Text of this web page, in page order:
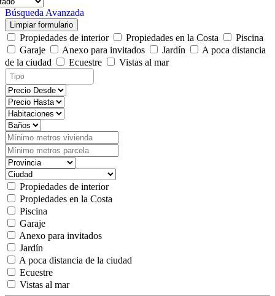
Búsqueda Avanzada
Limpiar formulario
Propiedades de interior Propiedades en la Costa
Piscina
Garaje
Anexo para invitados Jardín
A poca distancia
de la ciudad
Ecuestre Vistas al mar
Propiedades de interior
Propiedades en la Costa
Piscina
Garaje
Anexo para invitados
Jardín
A poca distancia de la ciudad
Ecuestre
Vistas al mar